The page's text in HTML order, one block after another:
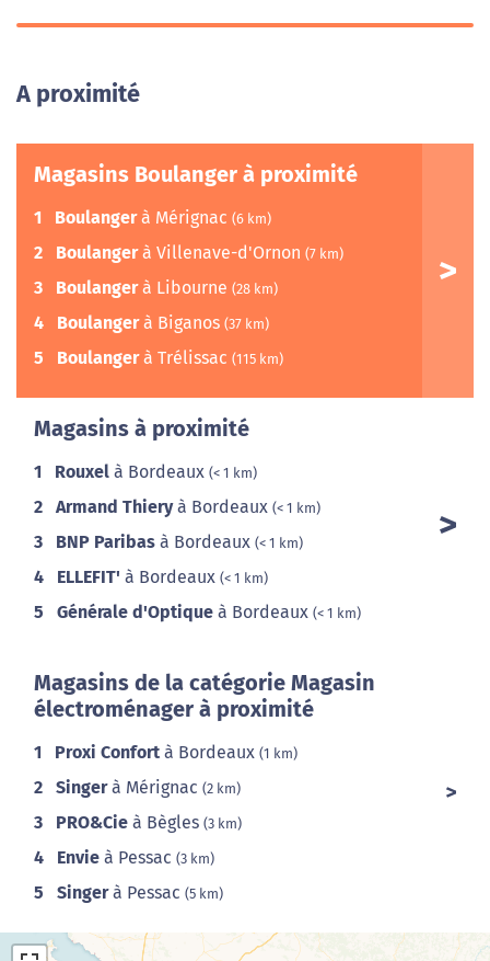
A proximité
Magasins Boulanger à proximité
1 Boulangerà Mérignac (6 km)
2 Boulangerà Villenave-d'Ornon (7 km)
3 Boulangerà Libourne (28 km)
4 Boulangerà Biganos (37 km)
5 Boulangerà Trélissac (115 km)
Magasins à proximité
1 Rouxel à Bordeaux (< 1 km)
2 Armand Thieryà Bordeaux (< 1 km)
3 BNP Paribas à Bordeaux (< 1 km)
4 ELLEFIT' à Bordeaux (< 1 km)
5 Générale d'Optique à Bordeaux (< 1 km)
Magasins de la catégorie Magasin
électroménager à proximité
1 Proxi Confort à Bordeaux (1 km)
2 Singerà Mérignac (2 km)
3 PRO&Cie à Bègles (3 km)
4 Envie à Pessac (3 km)
5 Singerà Pessac (5 km)